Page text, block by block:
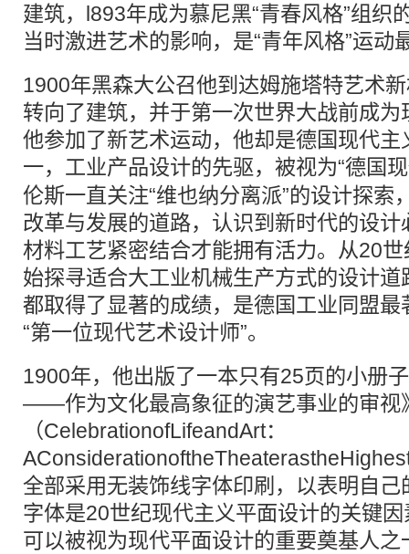
建筑，l893年成为慕尼黑“青春风格”组织
当时激进艺术的影响，是“青年风格”运动
1900年黑森大公召他到达姆施塔特艺术
转向了建筑，并于第一次世界大战前成
他参加了新艺术运动，他却是德国现代
一，工业产品设计的先驱，被视为“德国
伦斯一直关注“维也纳分离派”的设计探索
改革与发展的道路，认识到新时代的设
材料工艺紧密结合才能拥有活力。从20
始探寻适合大工业机械生产方式的设计
都取得了显著的成绩，是德国工业同盟
“第一位现代艺术设计师”。
1900年，他出版了一本只有25页的小册
——作为文化最高象征的演艺事业的审视
（CelebrationofLifeandArt：
全部采用无装饰线字体印刷，以表明自
字体是20世纪现代主义平面设计的关键
可以被视为现代平面设计的重要奠基人